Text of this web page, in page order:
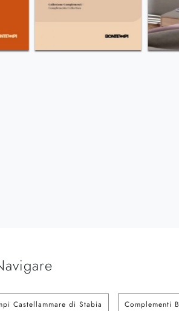
Castellammare di Stabia Complementi